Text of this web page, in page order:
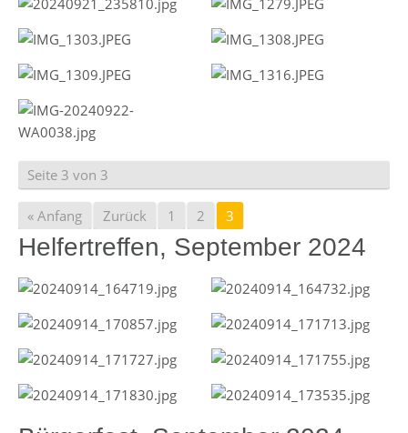
Seite 3 von 3
« Anfang Zurück 1 2 3
Helfertreffen, September 2024